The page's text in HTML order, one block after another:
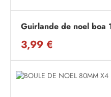
Guirlande de noel boa
3,99 €